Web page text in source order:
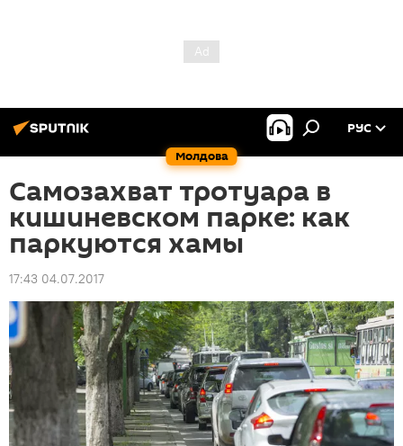
Молдова
РУС
Самозахват тротуара в
кишиневском парке: как
паркуются хамы
17:43 04.07.2017